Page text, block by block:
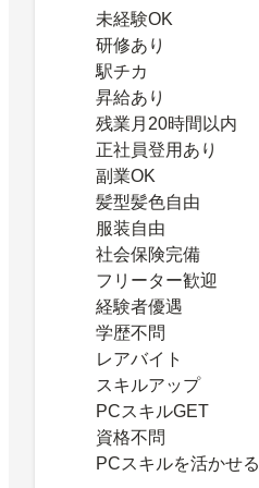
未経験OK
研修あり
駅チカ
昇給あり
残業月20時間以内
正社員登用あり
副業OK
髪型髪色自由
服装自由
社会保険完備
フリーター歓迎
経験者優遇
学歴不問
レアバイト
スキルアップ
PCスキルGET
資格不問
PCスキルを活かせる